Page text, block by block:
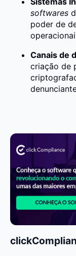
softwares
poder de
Canais de
criação de